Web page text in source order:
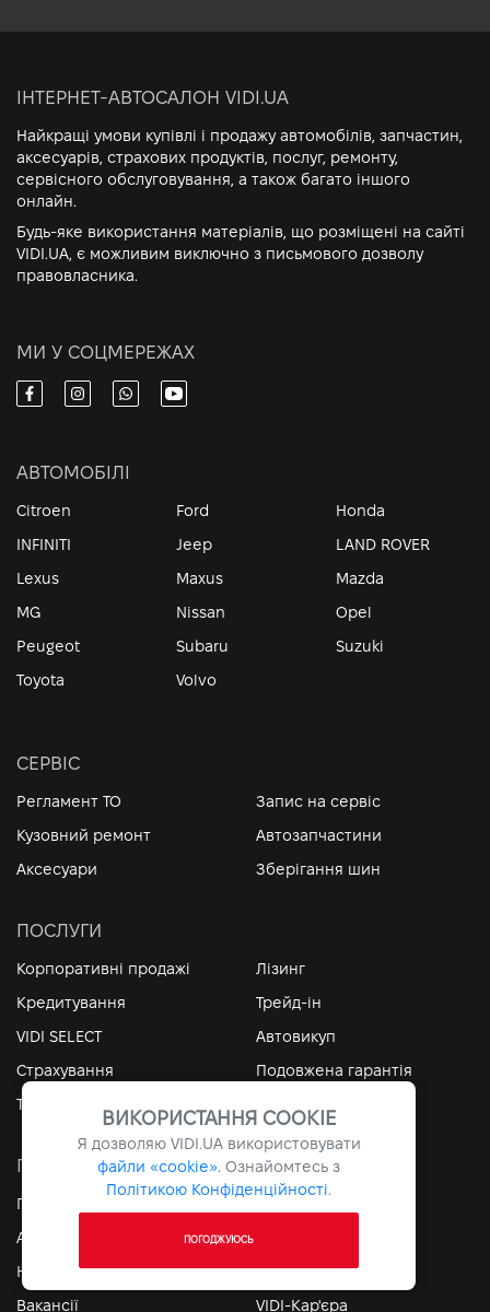
ІНТЕРНЕТ-АВТОСАЛОН VIDI.UA
Найкращі умови купівлі і продажу автомобілів, запчастин,
аксесуарів, страхових продуктів, послуг, ремонту,
сервісного обслуговування, а також багато іншого
онлайн.
Будь-яке використання матеріалів, що розміщені на сайті
VIDI.UA, є можливим виключно з письмового дозволу
правовласника.
МИ У СОЦМЕРЕЖАХ
АВТОМОБІЛІ
Citroen Ford
Honda
INFINITI
Jeep
LAND ROVER
Lexus
Maxus
Mazda
MG
Nissan
Opel
Peugeot
Subaru
Suzuki
Toyota
Volvo
СЕРВІС
Регламент ТО
Запис на сервіс
Кузовний ремонт
Автозапчастини
Аксесуари
Зберігання шин
ПОСЛУГИ
Корпоративні продажі
Лізинг
Кредитування
Трейд-ін
VIDI SELECT
Автовикуп
Страхування
Подовжена гарантія
Тест-драйв
ПРО НАС
Про компанію
Акції %
Новини
Політика якості
Вакансії
VIDI-Кар'єра
ВИКОРИСТАННЯ COOKIE
Я дозволяю VIDI.UAвикористовувати
файли «cookie». Ознайомтесь з
Політикою Конфіденційності.
ПОГОДЖУЮСЬ